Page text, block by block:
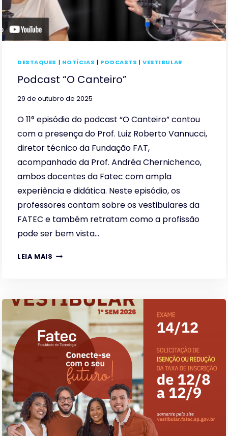
DESTAQUES | NOTÍCIAS | PODCASTS |VESTIBULAR
Podcast “O Canteiro”
29 de outubro de 2025
O 11° episódio do podcast “O Canteiro” contou
com a presença do Prof. Luiz Roberto Vannucci,
diretor técnico da Fundação FAT,
acompanhado da Prof. Andréa Chernichenco,
ambos docentes da Fatec com ampla
experiência e didática. Neste episódio, os
professores contam sobre os vestibulares da
FATEC e também retratam como a profissão
pode ser bem vista…
LEIA MAIS PODCAST